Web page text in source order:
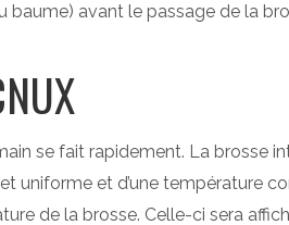
baume) avant le passage de la
se fait rapidement. La brosse
uniforme et d’une température
de la brosse. Celle-ci sera